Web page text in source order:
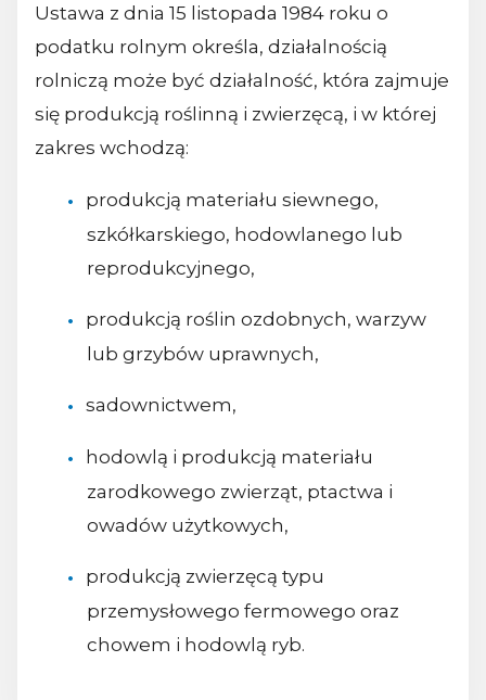
Ustawa z dnia 15 listopada 1984 roku o
podatku rolnym określa, działalnością
rolniczą może być działalność, która zajmuje
się produkcją roślinną i zwierzęcą, i w której
zakres wchodzą:
produkcją materiału siewnego,
szkółkarskiego, hodowlanego lub
reprodukcyjnego,
produkcją roślin ozdobnych, warzyw
lub grzybów uprawnych,
sadownictwem,
hodowlą i produkcją materiału
zarodkowego zwierząt, ptactwa i
owadów użytkowych,
produkcją zwierzęcą typu
przemysłowego fermowego oraz
chowem i hodowlą ryb.